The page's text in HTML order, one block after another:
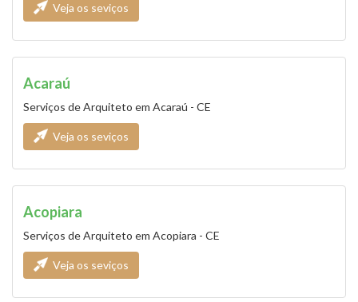
Veja os seviços
Acaraú
Serviços de Arquiteto em Acaraú - CE
Veja os seviços
Acopiara
Serviços de Arquiteto em Acopiara - CE
Veja os seviços